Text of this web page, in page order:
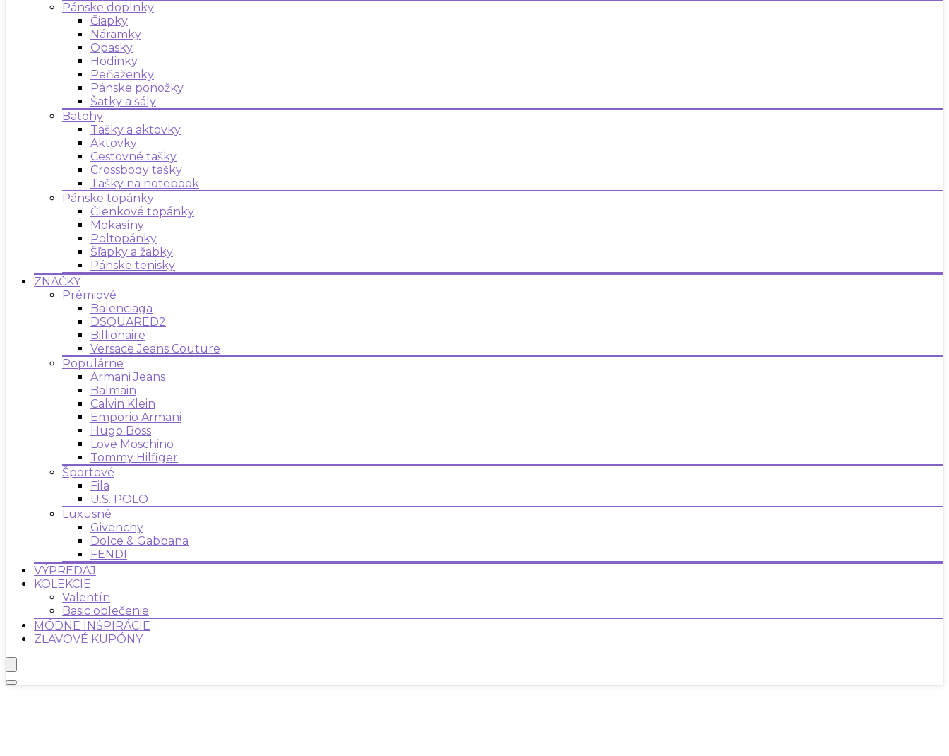
Pánske doplnky
Čiapky
Náramky
Opasky
Hodinky
Peňaženky
Pánske ponožky
Šatky a šály
Batohy
Tašky a aktovky
Aktovky
Cestovné tašky
Crossbody tašky
Tašky na notebook
Pánske topánky
Členkové topánky
Mokasíny
Poltopánky
Šľapky a žabky
Pánske tenisky
ZNAČKY
Prémiové
Balenciaga
DSQUARED2
Billionaire
Versace Jeans Couture
Populárne
Armani Jeans
Balmain
Calvin Klein
Emporio Armani
Hugo Boss
Love Moschino
Tommy Hilfiger
Športové
Fila
U.S. POLO
Luxusné
Givenchy
Dolce & Gabbana
FENDI
VÝPREDAJ
KOLEKCIE
Valentín
Basic oblečenie
MÓDNE INŠPIRÁCIE
ZĽAVOVÉ KUPÓNY